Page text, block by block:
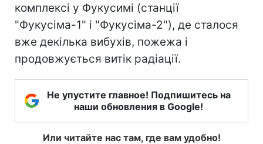
комплексі у Фукусимі (станції
"Фукусіма-1" і "Фукусіма-2"), де сталося
вже декілька вибухів, пожежа і
продовжується витік радіації.
Не упустите главное! Подпишитесь на
наши обновления в Google!
Или читайте нас там, где вам удобно!